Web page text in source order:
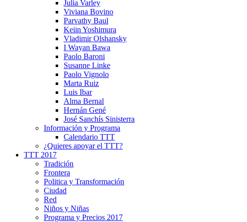
Julia Varley
Viviana Bovino
Parvathy Baul
Keiin Yoshimura
Vladimir Olshansky
I Wayan Bawa
Paolo Baroni
Susanne Linke
Paolo Vignolo
Marta Ruiz
Luis Ibar
Alma Bernal
Hernán Gené
José Sanchís Sinisterra
Información y Programa
Calendario TTT
¿Quieres apoyar el TTT?
TTT 2017
Tradición
Frontera
Politica y Transformación
Ciudad
Red
Niños y Niñas
Programa y Precios 2017